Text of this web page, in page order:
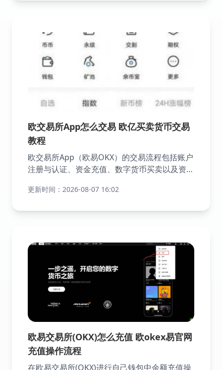
欧交易所App怎么交易 欧亿买卖货币交易
教程
欧交易所App（欧易OKX）的交易流程包括账户
注册与认证、资金充值、数字货币买卖以及资产
点击“注册”按钮，输入手机号码或邮箱地址，并
更新时间：2026-08-07 16:02
欧易交易所(OKX)怎么充值 欧okex易官网
充值操作流程
在欧易交易所(OKX)进行自己钱包中余额充值操